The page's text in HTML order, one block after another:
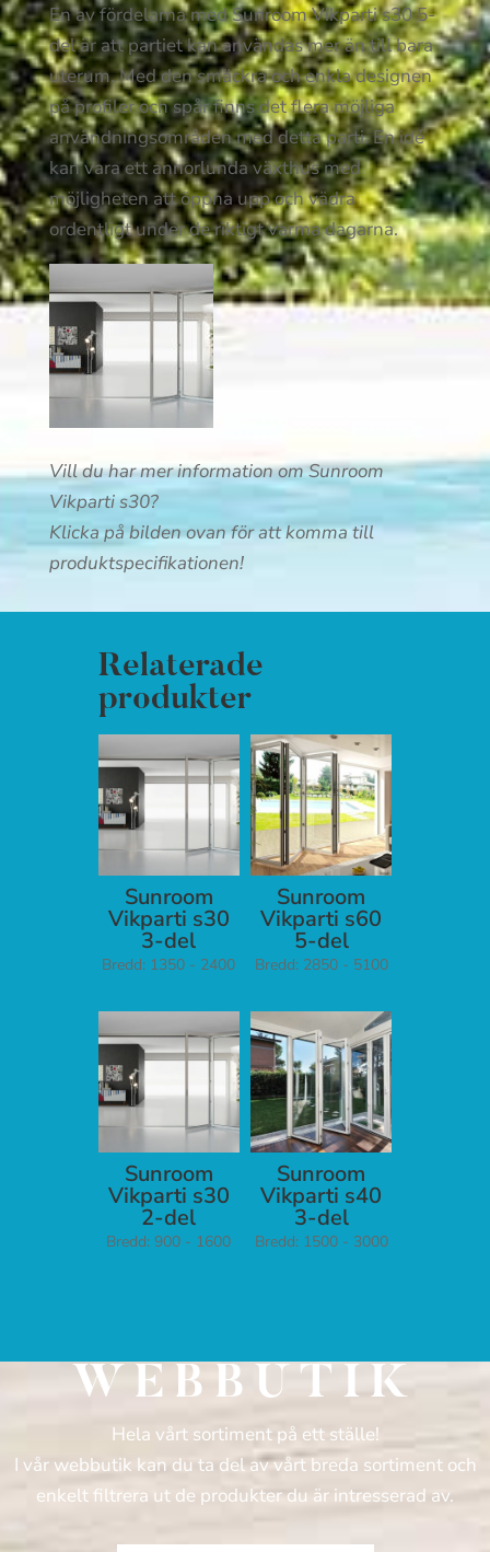
En av fördelarna med Sunroom Vikparti s30 5-
del är att partiet kan användas mer än till bara
uterum. Med den smäckra och enkla designen
på profiler och spår finns det flera möjliga
användningsområden med detta parti. En idé
kan vara ett annorlunda växthus med
möjligheten att öppna upp och vädra
ordentligt under de riktigt varma dagarna.
Vill du har mer information om Sunroom
Vikparti s30?
Klicka på bilden ovan för att komma till
produktspecifikationen!
Relaterade
produkter
Sunroom
Vikparti s30
3-del
Bredd: 1350 - 2400
Sunroom
Vikparti s60
5-del
Bredd: 2850 - 5100
Sunroom
Vikparti s30
2-del
Bredd: 900 - 1600
Sunroom
Vikparti s40
3-del
Bredd: 1500 - 3000
WEBBUTIK
Hela vårt sortiment på ett ställe!
I vår webbutik kan du ta del av vårt breda sortiment och
enkelt filtrera ut de produkter du är intresserad av.